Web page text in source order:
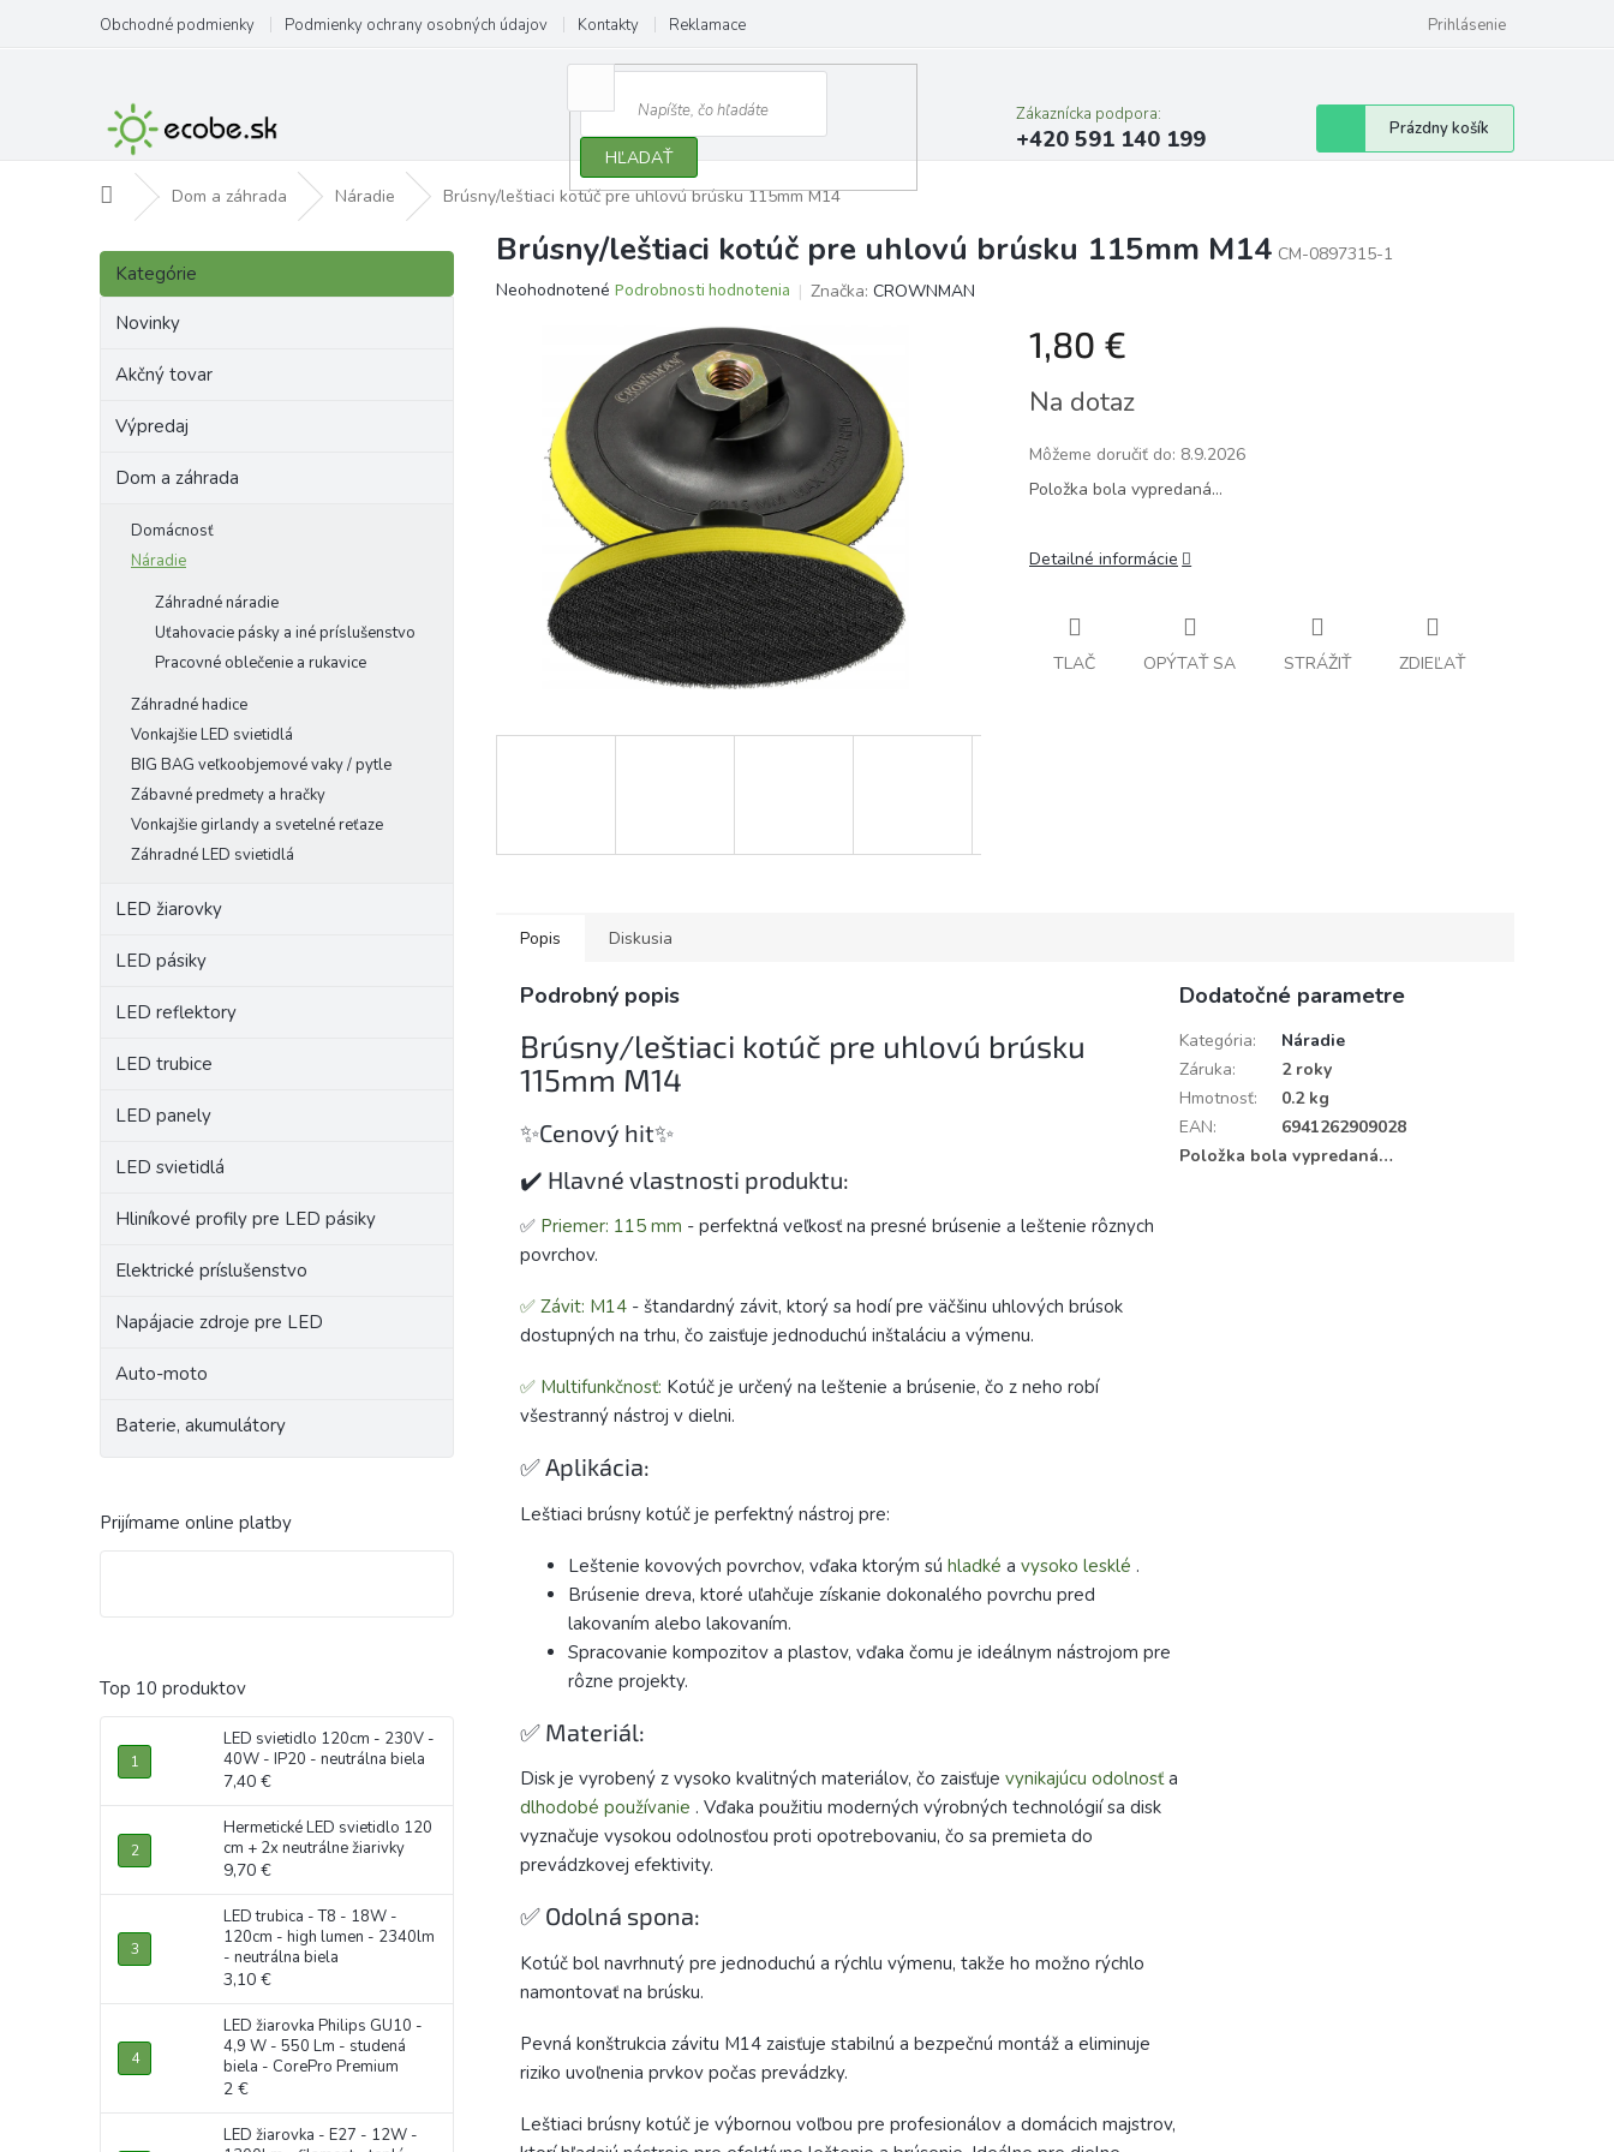
obsah
Obchodné podmienky Podmienky ochrany osobných údajov Kontakty Reklamace Prihlásenie
HĽADAŤ
Zákaznícka podpora:
+420 591 140 199
Nákupný
košík
Prázdny košík
DomovDom a záhrada Náradie Brúsny/leštiaci kotúč pre uhlovú brúsku 115mm M14
B
č
Preskočiť
kategórie
Kategórie
Novinky
Akčný tovar
Výpredaj
Dom a záhrada
Domácnosť
Náradie
Záhradné náradie
Uťahovacie pásky a iné príslušenstvo
Pracovné oblečenie a rukavice
Záhradné hadice
Vonkajšie LED svietidlá
BIG BAG veľkoobjemové vaky / pytle
Zábavné predmety a hračky
Vonkajšie girlandy a svetelné reťaze
Záhradné LED svietidlá
LED žiarovky
LED pásiky
LED reflektory
LED trubice
LED panely
LED svietidlá
Hliníkové profily pre LED pásiky
Elektrické príslušenstvo
Napájacie zdroje pre LED
Auto-moto
Baterie, akumulátory
Prijímame online platby
Top 10 produktov
LED svietidlo 120cm - 230V -
40W - IP20 - neutrálna biela
7,40 €
Hermetické LED svietidlo 120
cm + 2x neutrálne žiarivky
9,70 €
LED trubica - T8 - 18W -
120cm - high lumen - 2340lm
- neutrálna biela
3,10 €
LED žiarovka Philips GU10 -
4,9 W - 550 Lm - studená
biela - CorePro Premium
2 €
LED žiarovka - E27 - 12W -
Brúsny/leštiaci kotúč pre uhlovú brúsku 115mm M14 CM-0897315-1
Priemerné
hviezdičiek.
Neohodnotené Podrobnosti hodnotenia Značka: CROWNMAN
1,80 €
cena:
Na dotaz
Môžeme doručiť do: 8.9.2026
Položka bola vypredaná…
Detailné informácie
TLAČ OPÝTAŤ SA STRÁŽIŤ ZDIEĽAŤ
Popis Diskusia
Podrobný popis
Brúsny/leštiaci kotúč pre uhlovú brúsku
115mm M14
✨Cenový hit✨
✔️ Hlavné vlastnosti produktu:
✅ Priemer: 115 mm - perfektná veľkosť na presné brúsenie a leštenie rôznych
povrchov.
✅ Závit: M14 - štandardný závit, ktorý sa hodí pre väčšinu uhlových brúsok
dostupných na trhu, čo zaisťuje jednoduchú inštaláciu a výmenu.
✅ Multifunkčnosť: Kotúč je určený na leštenie a brúsenie, čo z neho robí
všestranný nástroj v dielni.
✅ Aplikácia:
Leštiaci brúsny kotúč je perfektný nástroj pre:
Leštenie kovových povrchov, vďaka ktorým sú hladké a vysoko lesklé .
Brúsenie dreva, ktoré uľahčuje získanie dokonalého povrchu pred
lakovaním alebo lakovaním.
Spracovanie kompozitov a plastov, vďaka čomu je ideálnym nástrojom pre
rôzne projekty.
✅ Materiál:
Disk je vyrobený z vysoko kvalitných materiálov, čo zaisťuje vynikajúcu odolnosťa
dlhodobé používanie . Vďaka použitiu moderných výrobných technológií sa disk
vyznačuje vysokou odolnosťou proti opotrebovaniu, čo sa premieta do
prevádzkovej efektivity.
✅ Odolná spona:
Kotúč bol navrhnutý pre jednoduchú a rýchlu výmenu, takže ho možno rýchlo
namontovať na brúsku.
Pevná konštrukcia závitu M14 zaisťuje stabilnú a bezpečnú montáž a eliminuje
riziko uvoľnenia prvkov počas prevádzky.
Leštiaci brúsny kotúč je výbornou voľbou pre profesionálov a domácich majstrov,
Dodatočné parametre
Kategória:
Náradie
Záruka:
2 roky
Hmotnosť:
0.2 kg
EAN:
6941262909028
Položka bola vypredaná…